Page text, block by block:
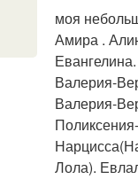
моя
Амира .
Валерия-
Валерия-
Лола).